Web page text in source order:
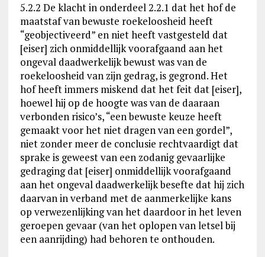
5.2.2 De klacht in onderdeel 2.2.1 dat het hof de
maatstaf van bewuste roekeloosheid heeft
“geobjectiveerd” en niet heeft vastgesteld dat
[eiser] zich onmiddellijk voorafgaand aan het
ongeval daadwerkelijk bewust was van de
roekeloosheid van zijn gedrag, is gegrond. Het
hof heeft immers miskend dat het feit dat [eiser],
hoewel hij op de hoogte was van de daaraan
verbonden risico’s, “een bewuste keuze heeft
gemaakt voor het niet dragen van een gordel”,
niet zonder meer de conclusie rechtvaardigt dat
sprake is geweest van een zodanig gevaarlijke
gedraging dat [eiser] onmiddellijk voorafgaand
aan het ongeval daadwerkelijk besefte dat hij zich
daarvan in verband met de aanmerkelijke kans
op verwezenlijking van het daardoor in het leven
geroepen gevaar (van het oplopen van letsel bij
een aanrijding) had behoren te onthouden.